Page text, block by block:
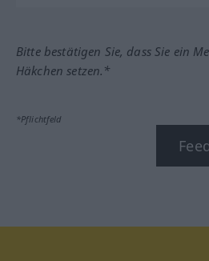
Bitte bestätigen Sie, dass Sie ein
Häkchen setzen.*
*Pflichtfeld